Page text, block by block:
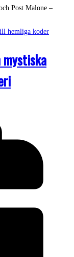
Post Malone –
mystiska